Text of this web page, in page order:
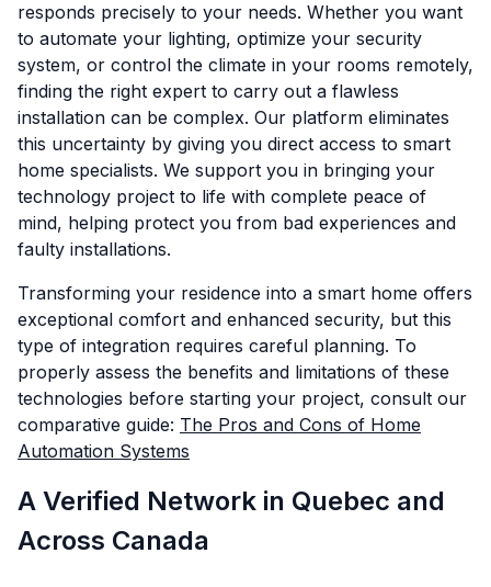
responds precisely to your needs. Whether you want
to automate your lighting, optimize your security
system, or control the climate in your rooms remotely,
finding the right expert to carry out a flawless
installation can be complex. Our platform eliminates
this uncertainty by giving you direct access to smart
home specialists. We support you in bringing your
technology project to life with complete peace of
mind, helping protect you from bad experiences and
faulty installations.
Transforming your residence into a smart home offers
exceptional comfort and enhanced security, but this
type of integration requires careful planning. To
properly assess the benefits and limitations of these
technologies before starting your project, consult our
comparative guide: The Pros and Cons of Home
Automation Systems
A Verified Network in Quebec and
Across Canada